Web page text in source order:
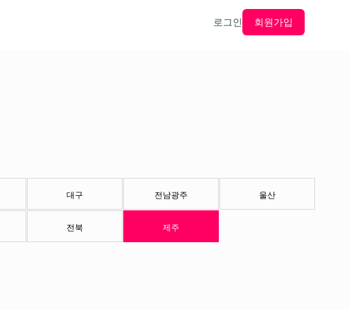
로그인 회원가입
대구 전남광주 울산
전북 제주